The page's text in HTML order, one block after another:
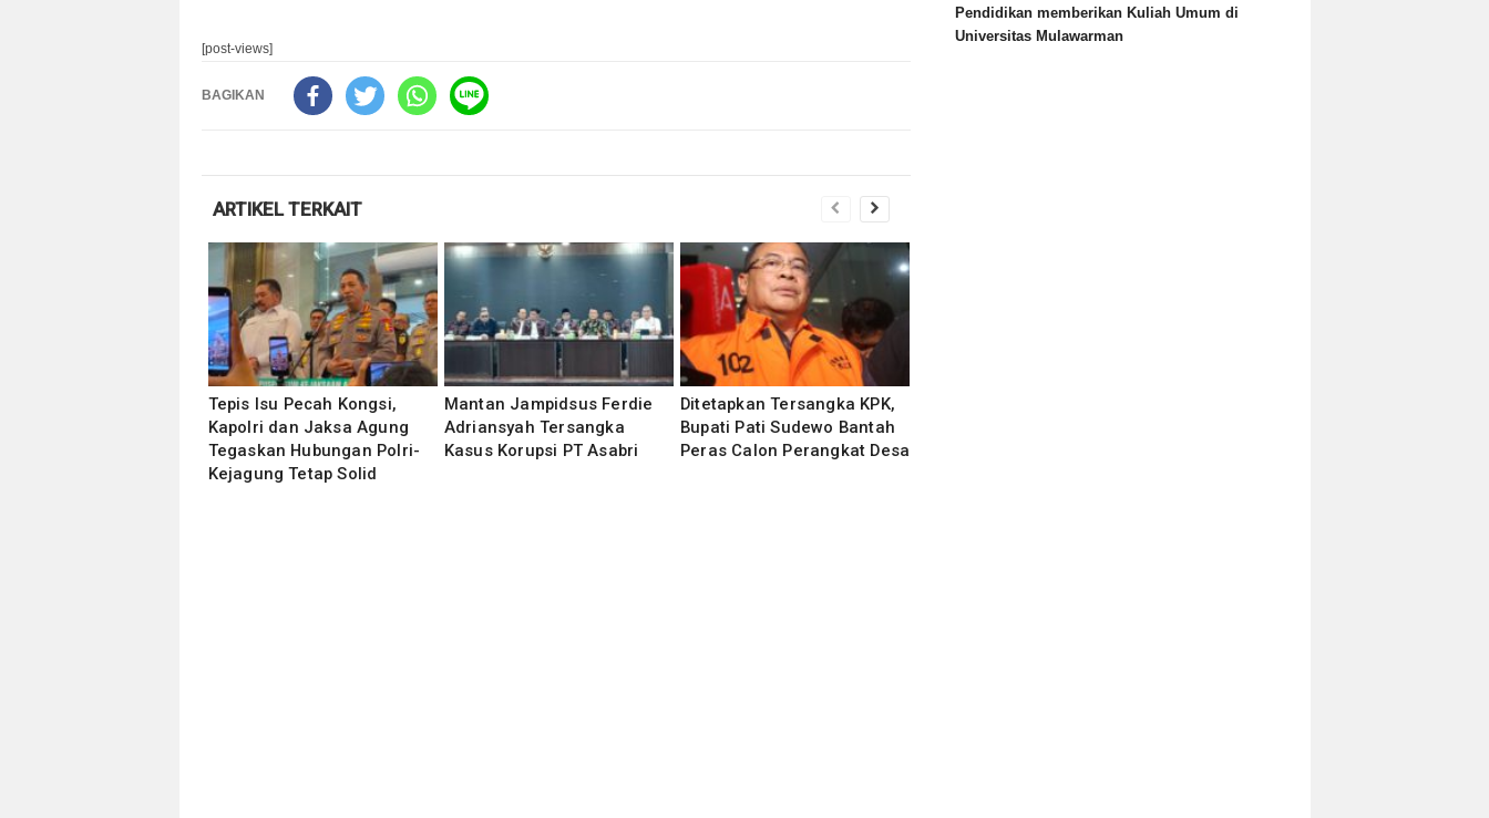
[post-views]
BAGIKAN
ARTIKEL TERKAIT
Tepis Isu Pecah Kongsi,
Kapolri dan Jaksa Agung
Tegaskan Hubungan Polri-
Kejagung Tetap Solid
Mantan Jampidsus Ferdie
Adriansyah Tersangka
Kasus Korupsi PT Asabri
Ditetapkan Tersangka KPK,
Bupati Pati Sudewo Bantah
Peras Calon Perangkat Desa
Pendidikan memberikan Kuliah Umum di
Universitas Mulawarman